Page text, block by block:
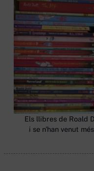
Els llibres de Roald
i se n'han venut